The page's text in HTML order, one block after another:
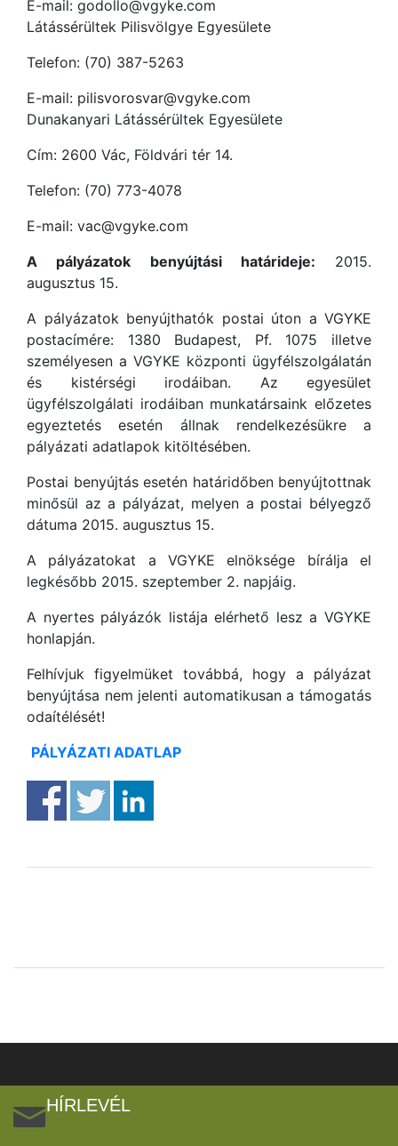
E-mail: godollo@vgyke.com
Látássérültek Pilisvölgye Egyesülete
Telefon: (70) 387-5263
E-mail: pilisvorosvar@vgyke.com
Dunakanyari Látássérültek Egyesülete
Cím: 2600 Vác, Földvári tér 14.
Telefon: (70) 773-4078
E-mail: vac@vgyke.com
A pályázatok benyújtási határideje: 2015.
augusztus 15.
A pályázatok benyújthatók postai úton a VGYKE
postacímére: 1380 Budapest, Pf. 1075 illetve
személyesen a VGYKE központi ügyfélszolgálatán
és kistérségi irodáiban. Az egyesület
ügyfélszolgálati irodáiban munkatársaink előzetes
egyeztetés esetén állnak rendelkezésükre a
pályázati adatlapok kitöltésében.
Postai benyújtás esetén határidőben benyújtottnak
minősül az a pályázat, melyen a postai bélyegző
dátuma 2015. augusztus 15.
A pályázatokat a VGYKE elnöksége bírálja el
legkésőbb 2015. szeptember 2. napjáig.
A nyertes pályázók listája elérhető lesz a VGYKE
honlapján.
Felhívjuk figyelmüket továbbá, hogy a pályázat
benyújtása nem jelenti automatikusan a támogatás
odaítélését!
PÁLYÁZATI ADATLAP
HÍRLEVÉL